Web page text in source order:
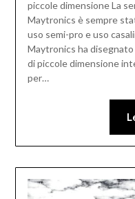
piccole dimensione La
Maytronics è sempre
uso semi-pro e uso
Maytronics ha
di piccole dimensione
per…